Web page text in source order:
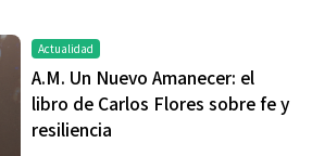
Actualidad
A.M. Un Nuevo Amanecer: el
libro de Carlos Flores sobre fe y
resiliencia